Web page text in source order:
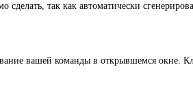
так как автоматически
вашей команды в открывшемся окне.